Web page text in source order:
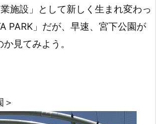
業施設」として新しく生まれ変わっ
PARK」だが、早速、宮下公園が
見てみよう。
＞